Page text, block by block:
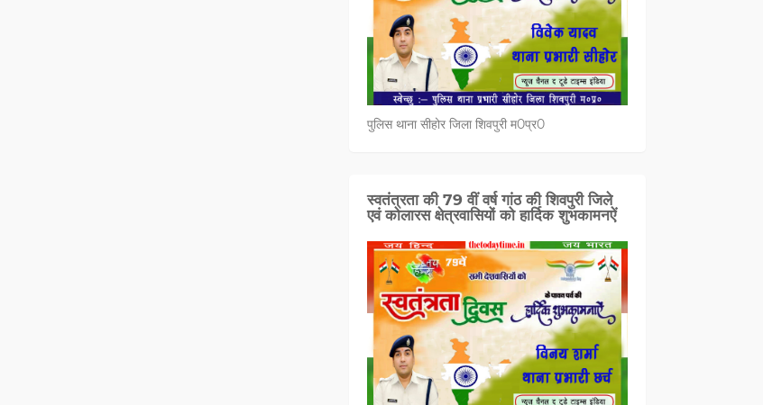
पुलिस थाना सीहोर जिला शिवपुरी म0प्र0
स्वतंत्रता की 79 वीं वर्ष गांठ की शिवपुरी जिले
एवं कोलारस क्षेत्रवासियों को हार्दिक शुभकामनऐं